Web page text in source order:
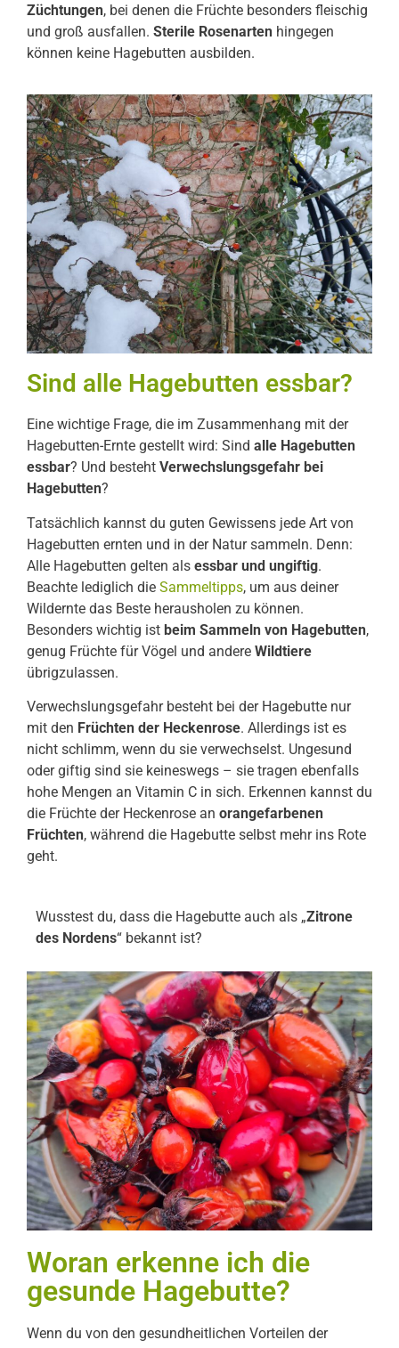
Züchtungen, bei denen die Früchte besonders fleischig
und groß ausfallen. Sterile Rosenarten hingegen
können keine Hagebutten ausbilden.
Sind alle Hagebutten essbar?
Eine wichtige Frage, die im Zusammenhang mit der
Hagebutten-Ernte gestellt wird: Sind alle Hagebutten
essbar? Und besteht Verwechslungsgefahr bei
Hagebutten?
Tatsächlich kannst du guten Gewissens jede Art von
Hagebutten ernten und in der Natur sammeln. Denn:
Alle Hagebutten gelten als essbar und ungiftig.
Beachte lediglich die Sammeltipps, um aus deiner
Wildernte das Beste herausholen zu können.
Besonders wichtig ist beim Sammeln von Hagebutten,
genug Früchte für Vögel und andere Wildtiere
übrigzulassen.
Verwechslungsgefahr besteht bei der Hagebutte nur
mit den Früchten der Heckenrose. Allerdings ist es
nicht schlimm, wenn du sie verwechselst. Ungesund
oder giftig sind sie keineswegs – sie tragen ebenfalls
hohe Mengen an Vitamin C in sich. Erkennen kannst du
die Früchte der Heckenrose an orangefarbenen
Früchten, während die Hagebutte selbst mehr ins Rote
geht.
Wusstest du, dass die Hagebutte auch als „Zitrone
des Nordens“ bekannt ist?
Woran erkenne ich die
gesunde Hagebutte?
Wenn du von den gesundheitlichen Vorteilen der